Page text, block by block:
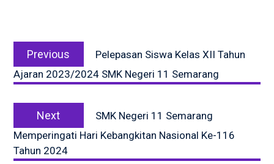
navigation
Previous
post:
Pelepasan Siswa Kelas XII Tahun
Ajaran 2023/2024 SMK Negeri 11 Semarang
Next
post:
SMK Negeri 11 Semarang
Memperingati Hari Kebangkitan Nasional Ke-116
Tahun 2024